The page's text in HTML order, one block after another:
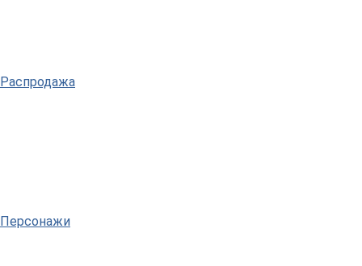
Распродажа
Персонажи